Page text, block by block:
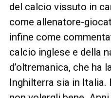
del calcio vissuto in
come allenatore-
infine come
calcio inglese e della
d’oltremanica, che ha
Inghilterra sia in Italia.